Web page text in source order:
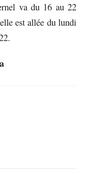
va du 16 au 22
est allée du lundi